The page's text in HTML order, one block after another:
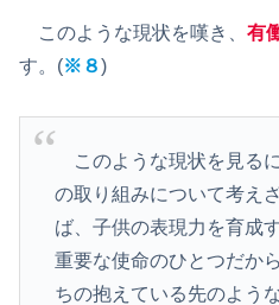
このような現状を嘆き、 有
す。(※８)
このような現状を見る
の取り組みについて考え
ば、子供の表現力を育成
重要な使命のひとつだか
ちの抱えている先のよう